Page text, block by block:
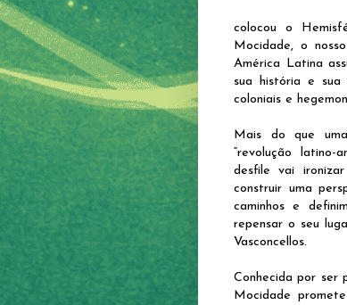
colocou o
Mocidade, o
América Latina
sua história e sua
coloniais e
Mais do que
“revolução latino-
desfile vai
construir uma
caminhos e
repensar o seu
Vasconcellos.
Conhecida por ser
Mocidade